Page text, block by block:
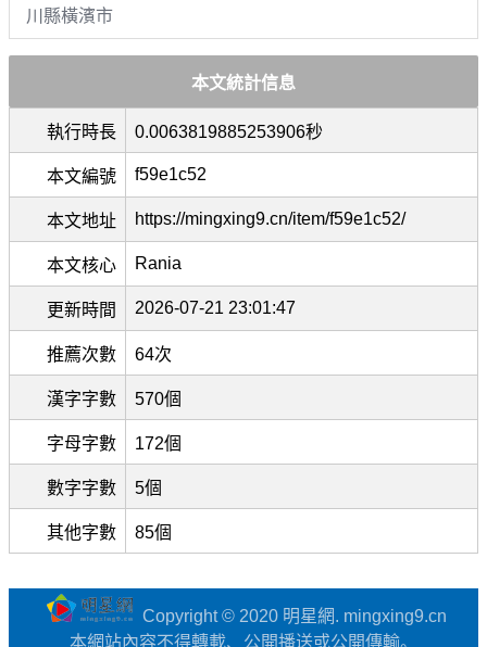
川縣橫濱市
本文統計信息
執行時長 0.0063819885253906秒
本文編號 f59e1c52
本文地址 https://mingxing9.cn/item/f59e1c52/
本文核心 Rania
更新時間 2026-07-21 23:01:47
推薦次數 64次
漢字字數 570個
字母字數 172個
數字字數 5個
其他字數 85個
Copyright © 2020 明星網. mingxing9.cn
本網站內容不得轉載、公開播送或公開傳輸。